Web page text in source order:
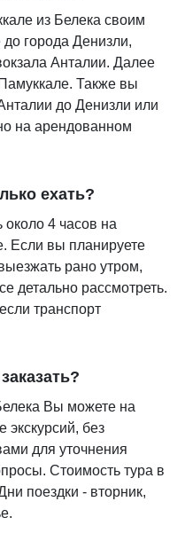
из Белека своим
города Денизли,
Анталии. Далее
Также вы
до Денизли или
на арендованном
ехать?
4 часов на
Если вы планируете
рано утром,
детально рассмотреть.
транспорт
Вы можете на
экскурсий, без
для уточнения
Стоимость тура в
поездки - вторник,